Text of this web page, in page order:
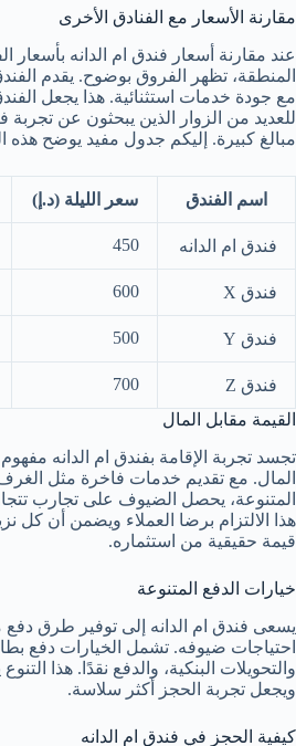
مقارنة الأسعار مع الفنادق الأخرى
عند مقارنة أسعار فندق ام الدانه بأسعار
المنطقة، تظهر الفروق بوضوح. يقدم
مع جودة خدمات استثنائية. هذا يجعل
للعديد من الزوار الذين يبحثون عن
مبالغ كبيرة. إليكم جدول مفيد يوضح هذه
اسم الفندق سعر الليلة (د.إ)
فندق ام الدانه 450
فندق X 600
فندق Y 500
فندق Z 700
القيمة مقابل المال
تجسد تجربة الإقامة بفندق ام الدانه
المال. مع تقديم خدمات فاخرة مثل الغرف
المتنوعة، يحصل الضيوف على تجارب
هذا الالتزام برضا العملاء ويضمن أن كل
قيمة حقيقية من استثماره.
خيارات الدفع المتنوعة
يسعى فندق ام الدانه إلى توفير طرق
احتياجات ضيوفه. تشمل الخيارات دفع
والتحويلات البنكية، والدفع نقدًا. هذا
ويجعل تجربة الحجز أكثر سلاسة.
كيفية الحجز في فندق ام الدانه